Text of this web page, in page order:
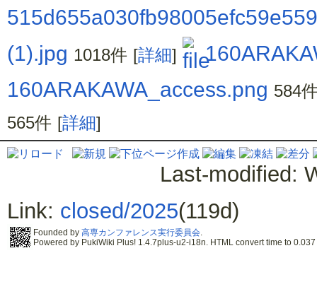
(1).jpg 1018件 [詳細]
160ARAKAWA_access.png 584
565件 [詳細]
Last-modified:
Link: closed/2025(119d)
Founded by 高専カンファレンス実行委員会.
Powered by PukiWiki Plus! 1.4.7plus-u2-i18n. HTML convert time to 0.037